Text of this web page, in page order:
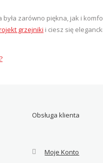
była zarówno piękna, jak i
grzejniki i ciesz się
Obsługa klienta
Moje Konto